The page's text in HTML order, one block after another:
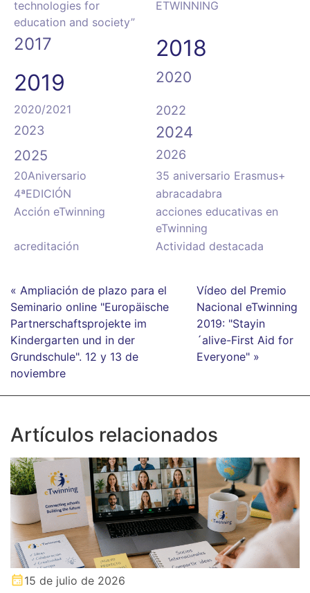
technologies for
education and society”
ETWINNING
2017
2018
2019
2020
2020/2021
2022
2023
2024
2025 2026
20Aniversario
35 aniversario Erasmus+
4ªEDICIÓN
abracadabra
Acción eTwinning
acciones educativas en
eTwinning
acreditación
Actividad destacada
« Ampliación de plazo para el
Seminario online "Europäische
Partnerschaftsprojekte im
Kindergarten und in der
Grundschule". 12 y 13 de
noviembre
Vídeo del Premio
Nacional eTwinning
2019: "Stayin
´alive-First Aid for
Everyone" »
Artículos relacionados
15 de julio de 2026